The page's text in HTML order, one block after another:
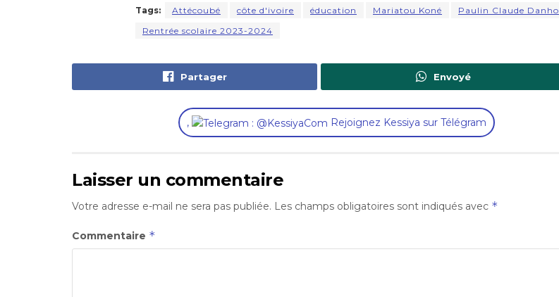
Tags: Attécoubé côte d'ivoire éducation Mariatou Koné
Paulin Claude Danho
Rentrée scolaire 2023-2024
Partager Envoyé
, Rejoignez Kessiya sur Télégram
Laisser un commentaire
Votre adresse e-mail ne sera pas publiée. Les champs obligatoires sont indiqués avec *
Commentaire *